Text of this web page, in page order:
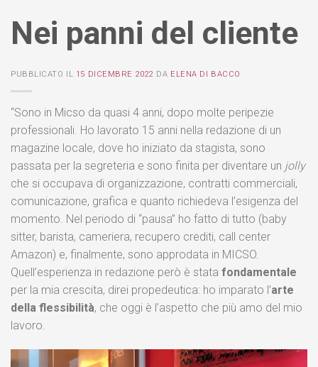
Nei panni del cliente
PUBBLICATO IL 15 DICEMBRE 2022 DA ELENA DI BACCO
“Sono in Micso da quasi 4 anni, dopo molte peripezie
professionali. Ho lavorato 15 anni nella redazione di un
magazine locale, dove ho iniziato da stagista, sono
passata per la segreteria e sono finita per diventare un jolly
che si occupava di organizzazione, contratti commerciali,
comunicazione, grafica e quanto richiedeva l’esigenza del
momento. Nel periodo di “pausa” ho fatto di tutto (baby
sitter, barista, cameriera, recupero crediti, call center
Amazon) e, finalmente, sono approdata in MICSO.
Quell’esperienza in redazione però è stata fondamentale
per la mia crescita, direi propedeutica: ho imparato l’arte
della flessibilità, che oggi è l’aspetto che più amo del mio
lavoro.